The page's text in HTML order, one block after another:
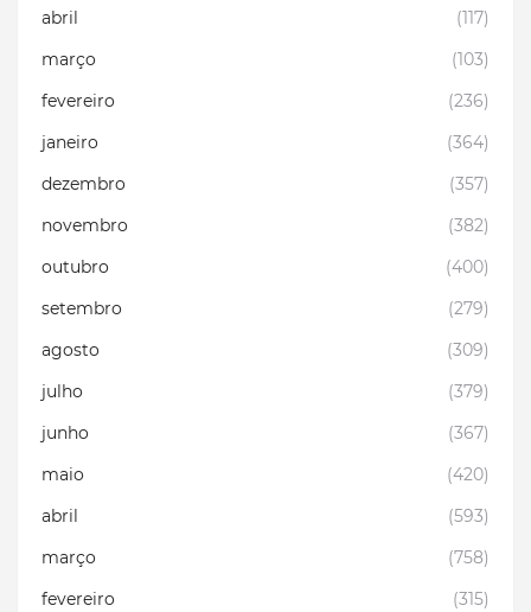
abril
(117)
março
(103)
fevereiro
(236)
janeiro
(364)
dezembro
(357)
novembro
(382)
outubro
(400)
setembro
(279)
agosto
(309)
julho
(379)
junho
(367)
maio
(420)
abril
(593)
março
(758)
fevereiro
(315)